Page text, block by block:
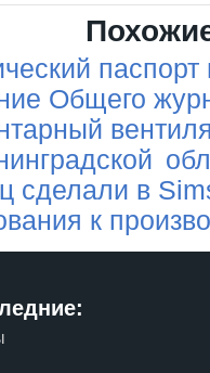
паспорт
Общего
сделали в
к